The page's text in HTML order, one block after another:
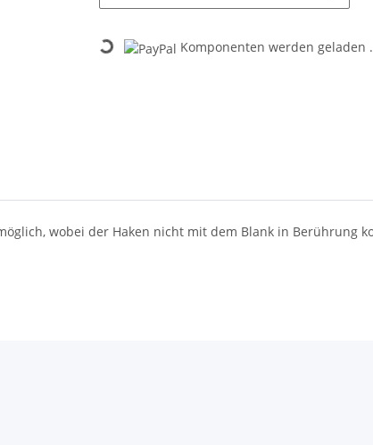
Loading... Komponenten werden geladen
wobei der Haken nicht mit dem Blank in Berührung